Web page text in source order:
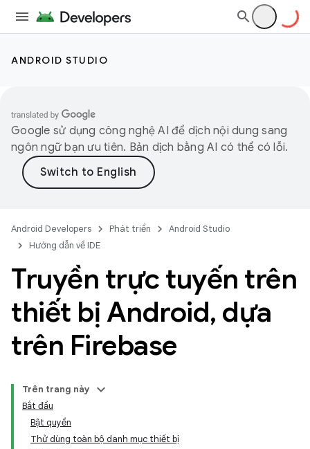
ANDROID STUDIO
Google sử dụng công nghệ AI để dịch nội dung sang
ngôn ngữ bạn ưu tiên. Bản dịch bằng AI có thể có lỗi.
Android Developers Phát triển
Android Studio
Hướng dẫn về IDE
Truyền trực tuyến trên
thiết bị Android, dựa
trên Firebase
Trên trang này
Bắt đầu
Bật quyền
Thử dùng toàn bộ danh mục thiết bị